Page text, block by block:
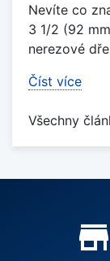
Nevíte co
3 1/2 (92
nerezové
Číst více
Všechny
Proč store_mall_directory